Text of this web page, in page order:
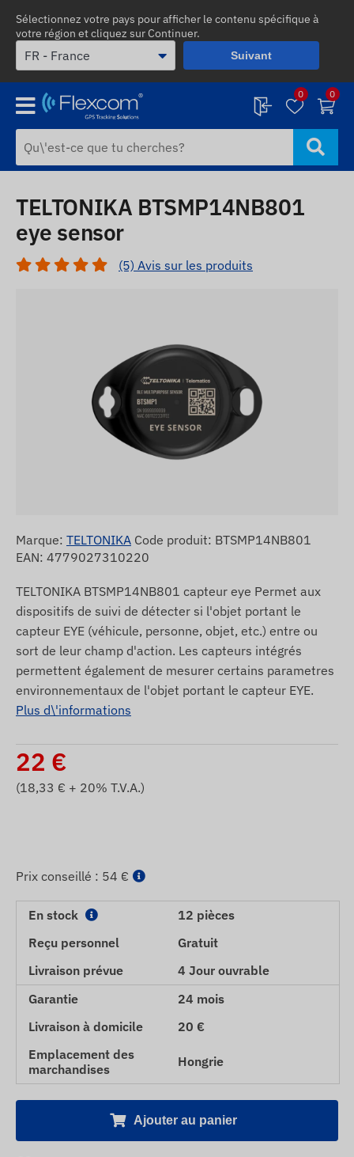
Sélectionnez votre pays pour afficher le contenu spécifique à
votre région et cliquez sur Continuer.
Suivant
0 0
TELTONIKA BTSMP14NB801
eye sensor
(5) Avis sur les produits
Marque: TELTONIKA Code produit: BTSMP14NB801
EAN: 4779027310220
TELTONIKA BTSMP14NB801 capteur eye Permet aux
dispositifs de suivi de détecter si l'objet portant le
capteur EYE (véhicule, personne, objet, etc.) entre ou
sort de leur champ d'action. Les capteurs intégrés
permettent également de mesurer certains parametres
environnementaux de l'objet portant le capteur EYE.
Plus d\'informations
22 €
(18,33 € + 20% T.V.A.)
Prix ​​conseillé : 54 €
En stock
12 pièces
Reçu personnel
Gratuit
Livraison prévue
4 Jour ouvrable
Garantie
24 mois
Livraison à domicile
20 €
Emplacement des
marchandises
Hongrie
Ajouter au panier